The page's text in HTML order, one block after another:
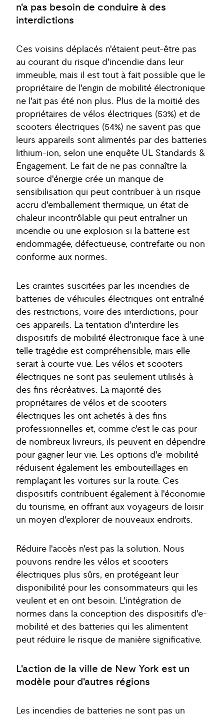
n'a pas besoin de conduire à des
interdictions
Ces voisins déplacés n'étaient peut-être pas
au courant du risque d'incendie dans leur
immeuble, mais il est tout à fait possible que le
propriétaire de l'engin de mobilité électronique
ne l'ait pas été non plus. Plus de la moitié des
propriétaires de vélos électriques (53%) et de
scooters électriques (54%) ne savent pas que
leurs appareils sont alimentés par des batteries
lithium-ion, selon une enquête UL Standards &
Engagement. Le fait de ne pas connaître la
source d'énergie crée un manque de
sensibilisation qui peut contribuer à un risque
accru d'emballement thermique, un état de
chaleur incontrôlable qui peut entraîner un
incendie ou une explosion si la batterie est
endommagée, défectueuse, contrefaite ou non
conforme aux normes.
Les craintes suscitées par les incendies de
batteries de véhicules électriques ont entraîné
des restrictions, voire des interdictions, pour
ces appareils. La tentation d'interdire les
dispositifs de mobilité électronique face à une
telle tragédie est compréhensible, mais elle
serait à courte vue. Les vélos et scooters
électriques ne sont pas seulement utilisés à
des fins récréatives. La majorité des
propriétaires de vélos et de scooters
électriques les ont achetés à des fins
professionnelles et, comme c'est le cas pour
de nombreux livreurs, ils peuvent en dépendre
pour gagner leur vie. Les options d'e-mobilité
réduisent également les embouteillages en
remplaçant les voitures sur la route. Ces
dispositifs contribuent également à l'économie
du tourisme, en offrant aux voyageurs de loisir
un moyen d'explorer de nouveaux endroits.
Réduire l'accès n'est pas la solution. Nous
pouvons rendre les vélos et scooters
électriques plus sûrs, en protégeant leur
disponibilité pour les consommateurs qui les
veulent et en ont besoin. L'intégration de
normes dans la conception des dispositifs d'e-
mobilité et des batteries qui les alimentent
peut réduire le risque de manière significative.
L'action de la ville de New York est un
modèle pour d'autres régions
Les incendies de batteries ne sont pas un